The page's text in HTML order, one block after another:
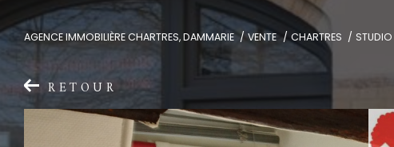
AGENCE IMMOBILIÈRE CHARTRES, DAMMARIE VENTE CHARTRES STUDIO
RETOUR